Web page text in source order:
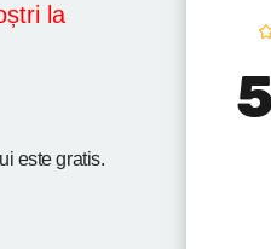
la
este gratis.